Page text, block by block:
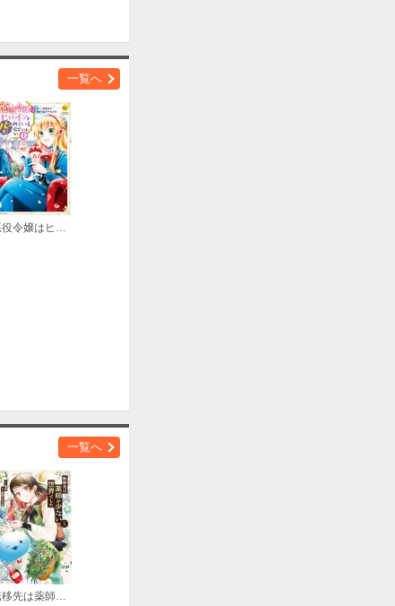
購入する
購入する
購入する
購入する
一覧へ
悪役令嬢はヒロインを虐めている場合ではない
一覧へ
転移先は薬師が少ない世界でした